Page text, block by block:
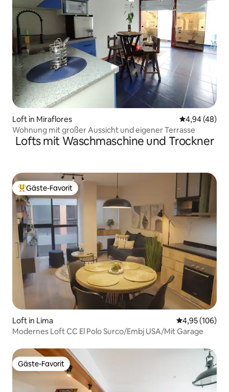
Loft in Miraflores
4,94 (48)
Wohnung mit großer Aussicht und eigener Terrasse
Lofts mit Waschmaschine und Trockner
Beliebter Gäste-Favorit.
Gäste-Favorit
Loft in Lima
4,95 (106)
Modernes Loft CC El Polo Surco/Embj USA/Mit Garage
Gäste-Favorit
Gäste-Favorit